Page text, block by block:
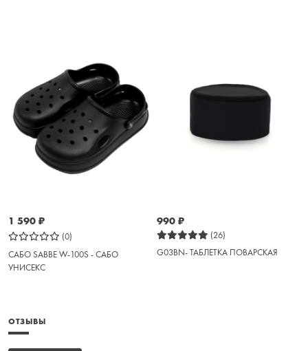
1 590 ₽
(0)
САБО SABBE W-100S - САБО
УНИСЕКС
990 ₽
(26)
G03BN- ТАБЛЕТКА ПОВАРСКАЯ
ОТЗЫВЫ